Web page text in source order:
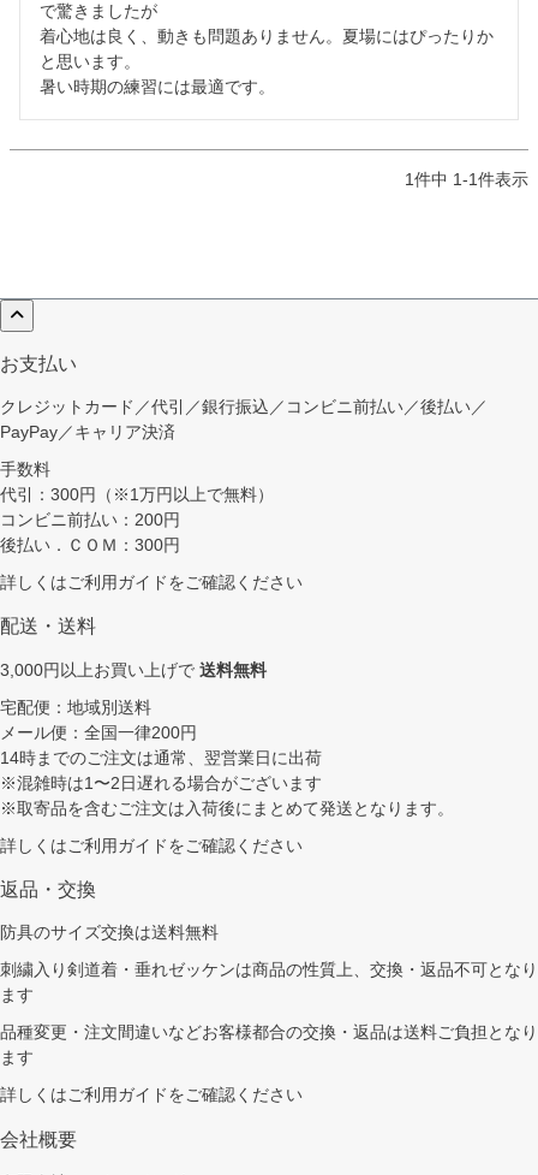
で驚きましたが
着心地は良く、動きも問題ありません。夏場にはぴったりか
と思います。
1件中 1-1件表示
お支払い
クレジットカード／代引／銀行振込／コンビニ前払い／後払い／
PayPay／キャリア決済
手数料
代引：300円（※1万円以上で無料）
コンビニ前払い：200円
後払い．ＣＯＭ：300円
詳しくはご利用ガイドをご確認ください
配送・送料
3,000円以上お買い上げで 送料無料
宅配便：地域別送料
メール便：全国一律200円
14時までのご注文は通常、翌営業日に出荷
※混雑時は1〜2日遅れる場合がございます
※取寄品を含むご注文は入荷後にまとめて発送となります。
詳しくはご利用ガイドをご確認ください
返品・交換
防具のサイズ交換は送料無料
刺繍入り剣道着・垂れゼッケンは商品の性質上、交換・返品不可となり
ます
品種変更・注文間違いなどお客様都合の交換・返品は送料ご負担となり
ます
詳しくはご利用ガイドをご確認ください
会社概要